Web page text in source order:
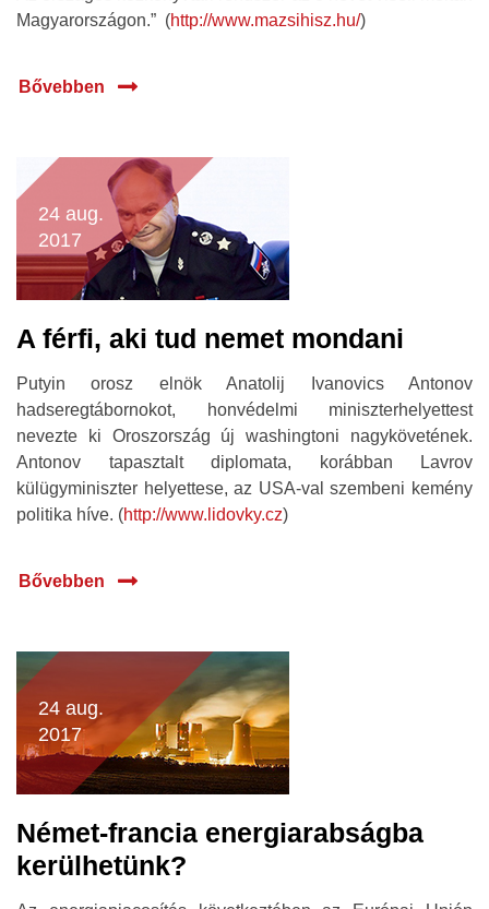
Magyarországon.” (http://www.mazsihisz.hu/)
Bővebben
24 aug.
2017
A férfi, aki tud nemet mondani
Putyin orosz elnök Anatolij Ivanovics Antonov
hadseregtábornokot, honvédelmi miniszterhelyettest
nevezte ki Oroszország új washingtoni nagykövetének.
Antonov tapasztalt diplomata, korábban Lavrov
külügyminiszter helyettese, az USA-val szembeni kemény
politika híve. (http://www.lidovky.cz)
Bővebben
24 aug.
2017
Német-francia energiarabságba
kerülhetünk?